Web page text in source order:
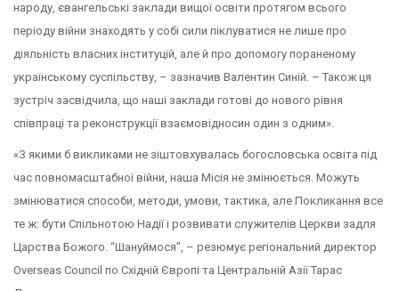
народу, євангельські заклади вищої освіти протягом всього
періоду війни знаходять у собі сили піклуватися не лише про
діяльність власних інституцій, але й про допомогу пораненому
українському суспільству, – зазначив Валентин Синій. – Також ця
зустріч засвідчила, що наші заклади готові до нового рівня
співпраці та реконструкції взаємовідносин один з одним».
«З якими б викликами не зіштовхувалась богословська освіта під
час повномасштабної війни, наша Місія не змінюється. Можуть
змінюватися способи, методи, умови, тактика, але Покликання все
те ж: бути Спільнотою Надії і розвивати служителів Церкви задля
Царства Божого. “Шануймося”, – резюмує регіональний директор
Overseas Council по Східній Європі та Центральній Азії Тарас